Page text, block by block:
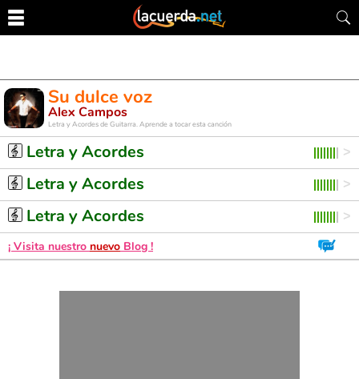
Su dulce voz
Alex Campos
Letra y Acordes de Guitarra. Aprende a tocar esta canción
Letra y Acordes
Letra y Acordes
Letra y Acordes
¡ Visita nuestro nuevo Blog !